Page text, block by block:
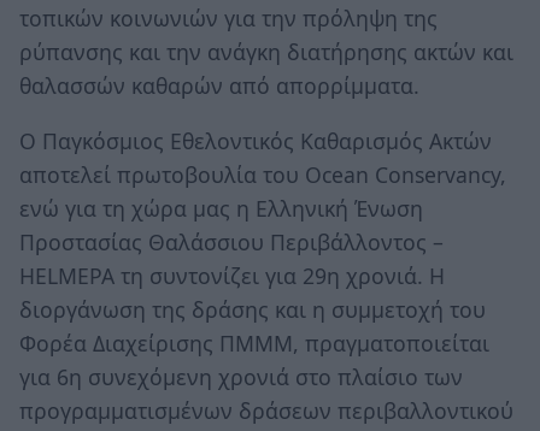
τοπικών κοινωνιών για την πρόληψη της
ρύπανσης και την ανάγκη διατήρησης ακτών και
θαλασσών καθαρών από απορρίμματα.
Ο Παγκόσμιος Εθελοντικός Καθαρισμός Ακτών
αποτελεί πρωτοβουλία του Ocean Conservancy,
ενώ για τη χώρα μας η Ελληνική Ένωση
Προστασίας Θαλάσσιου Περιβάλλοντος –
HELMEPA τη συντονίζει για 29η χρονιά. Η
διοργάνωση της δράσης και η συμμετοχή του
Φορέα Διαχείρισης ΠΜΜΜ, πραγματοποιείται
για 6η συνεχόμενη χρονιά στο πλαίσιο των
προγραμματισμένων δράσεων περιβαλλοντικού